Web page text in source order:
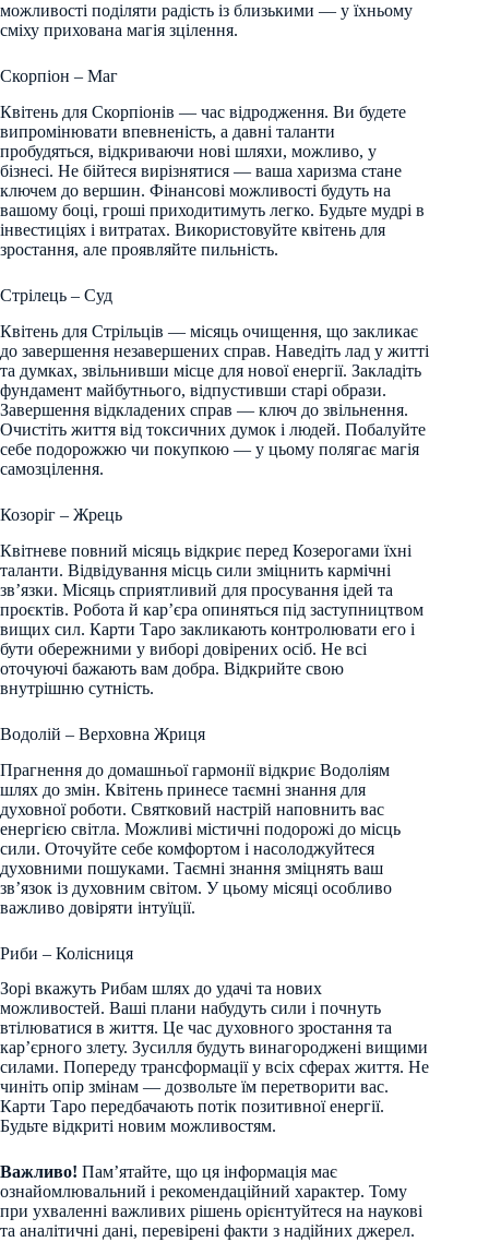
можливості поділяти радість із близькими — у їхньому
сміху прихована магія зцілення.
Скорпіон – Маг
Квітень для Скорпіонів — час відродження. Ви будете
випромінювати впевненість, а давні таланти
пробудяться, відкриваючи нові шляхи, можливо, у
бізнесі. Не бійтеся вирізнятися — ваша харизма стане
ключем до вершин. Фінансові можливості будуть на
вашому боці, гроші приходитимуть легко. Будьте мудрі в
інвестиціях і витратах. Використовуйте квітень для
зростання, але проявляйте пильність.
Стрілець – Суд
Квітень для Стрільців — місяць очищення, що закликає
до завершення незавершених справ. Наведіть лад у житті
та думках, звільнивши місце для нової енергії. Закладіть
фундамент майбутнього, відпустивши старі образи.
Завершення відкладених справ — ключ до звільнення.
Очистіть життя від токсичних думок і людей. Побалуйте
себе подорожжю чи покупкою — у цьому полягає магія
самозцілення.
Козоріг – Жрець
Квітневе повний місяць відкриє перед Козерогами їхні
таланти. Відвідування місць сили зміцнить кармічні
зв’язки. Місяць сприятливий для просування ідей та
проєктів. Робота й кар’єра опиняться під заступництвом
вищих сил. Карти Таро закликають контролювати его і
бути обережними у виборі довірених осіб. Не всі
оточуючі бажають вам добра. Відкрийте свою
внутрішню сутність.
Водолій – Верховна Жриця
Прагнення до домашньої гармонії відкриє Водоліям
шлях до змін. Квітень принесе таємні знання для
духовної роботи. Святковий настрій наповнить вас
енергією світла. Можливі містичні подорожі до місць
сили. Оточуйте себе комфортом і насолоджуйтеся
духовними пошуками. Таємні знання зміцнять ваш
зв’язок із духовним світом. У цьому місяці особливо
важливо довіряти інтуїції.
Риби – Колісниця
Зорі вкажуть Рибам шлях до удачі та нових
можливостей. Ваші плани набудуть сили і почнуть
втілюватися в життя. Це час духовного зростання та
кар’єрного злету. Зусилля будуть винагороджені вищими
силами. Попереду трансформації у всіх сферах життя. Не
чиніть опір змінам — дозвольте їм перетворити вас.
Карти Таро передбачають потік позитивної енергії.
Будьте відкриті новим можливостям.
Важливо! Пам’ятайте, що ця інформація має
ознайомлювальний і рекомендаційний характер. Тому
при ухваленні важливих рішень орієнтуйтеся на наукові
та аналітичні дані, перевірені факти з надійних джерел.